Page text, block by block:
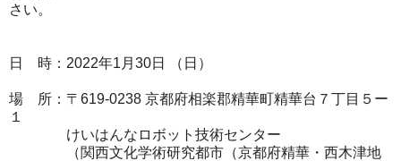
さい。
日 時：2022年1月30日 （日）
場 所：〒619-0238 京都府相楽郡精華町精華台７丁目５ー
１
けいはんなロボット技術センター
（関西文化学術研究都市（京都府精華・西木津地